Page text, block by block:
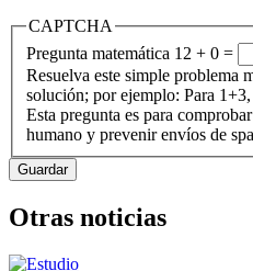
CAPTCHA
Pregunta matemática 12 + 0 =
Resuelva este simple problema
solución; por ejemplo: Para 1+3,
Esta pregunta es para
humano y prevenir envíos de
Otras noticias